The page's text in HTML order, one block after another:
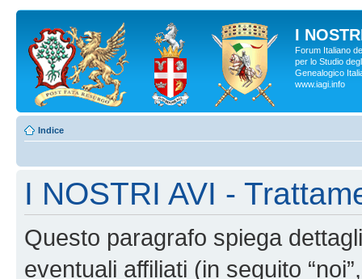
I
Forum Italiano
per lo Studio
Genealogico
www.iagi.info
Indice
I NOSTRI AVI -
Questo paragrafo spiega
eventuali affiliati (in seguito